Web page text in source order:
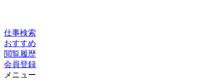
仕事検索
おすすめ
閲覧履歴
会員登録
メニュー